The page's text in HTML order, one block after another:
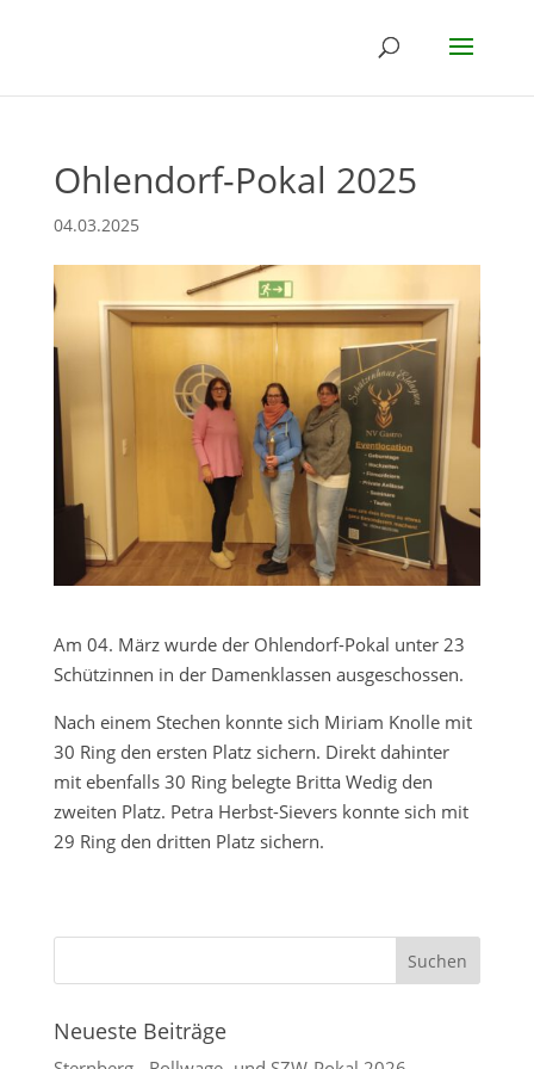
Ohlendorf-Pokal 2025
04.03.2025
Am 04. März wurde der Ohlendorf-Pokal unter 23
Schützinnen in der Damenklassen ausgeschossen.
Nach einem Stechen konnte sich Miriam Knolle mit
30 Ring den ersten Platz sichern. Direkt dahinter
mit ebenfalls 30 Ring belegte Britta Wedig den
zweiten Platz. Petra Herbst-Sievers konnte sich mit
29 Ring den dritten Platz sichern.
Neueste Beiträge